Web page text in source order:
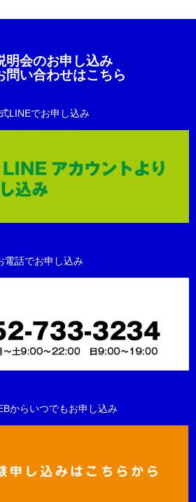
明会のお申し込み
問い合わせはこちら
LINEでお申し込み
電話でお申し込み
からいつでもお申し込み